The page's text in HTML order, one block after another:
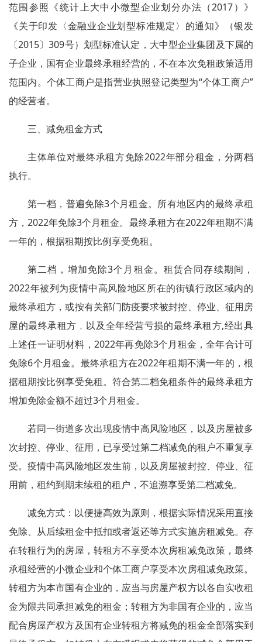
范围参照《统计上大中小微型企业划分办法（2017）》
《关于印发〈金融业企业划型标准规定〉的通知》（银发
〔2015〕309号）划型标准认定，大中型企业集团及下属的
子企业，国有企业最终承租经营的，不在本次免租政策适用
范围内。个体工商户是指营业执照登记类型为“个体工商户”
的经营者。
三、减免租金方式
主体单位对最终承租方免除2022年部分租金，分两档
执行。
第一档，普遍免除3个月租金。所有地区内的最终承租
方，2022年免除3个月租金。最终承租方在2022年租期不满
一年的，根据租期按比例享受免租。
第二档，增加免除3个月租金。租赁合同存续期间，
2022年被列为疫情中高风险地区所在的街镇行政区域内的
最终承租方，或按有关部门防疫要求被封控、停业、征用房
屋的最终承租方﹐以及全年经营亏损的最终承租方,经出具
上述任一证明材料，2022年再免除3个月租金，全年合计可
免除6个月租金。最终承租方在2022年租期不满一年的，根
据租期按比例享受免租。符合第二档免租条件的最终承租方
增加免除金额不超过3个月租金。
若同一街道多次出现疫情中高风险地区，以及房屋被多
次封控、停业、征用，已享受过第二档减免的租户不重复享
受。疫情中高风险地区发生前，以及房屋被封控、停业、征
用前，租约到期未续租的租户，不追溯享受第二档减免。
减免方式：以便捷高效为原则，根据实际情况采用直接
免除、从后续租金中抵扣或者返还等方式实施房租减免。存
在转租行为的房屋，转租方不享受本次房租减免政策，最终
承租经营的小微企业和个体工商户享受本次房租减免政策。
转租方为本市国有企业的，应当与房屋产权方以各自实收租
金为限共同承担减免的租金；转租方为非国有企业的，应当
配合房屋产权方及国有企业转租方将减免的租金全部落实到